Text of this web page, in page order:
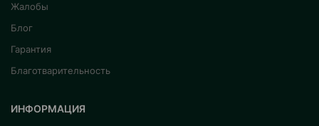
Жалобы
Блог
Гарантия
Благотварительность
ИНФОРМАЦИЯ